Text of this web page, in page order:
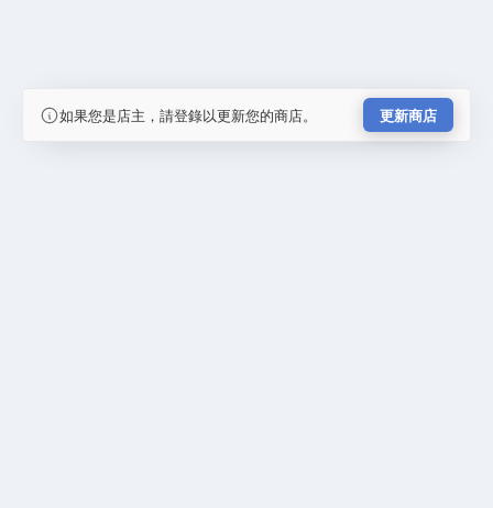
如果您是店主，請登錄以更新您的商店。 更新商店